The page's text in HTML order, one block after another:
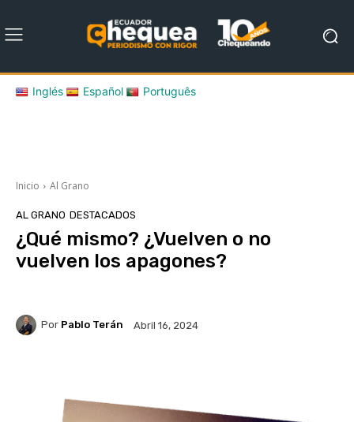
Inglés Español Português
Inicio Al Grano
AL GRANO DESTACADOS
¿Qué mismo? ¿Vuelven o no
vuelven los apagones?
Por Pablo Terán Abril 16, 2024